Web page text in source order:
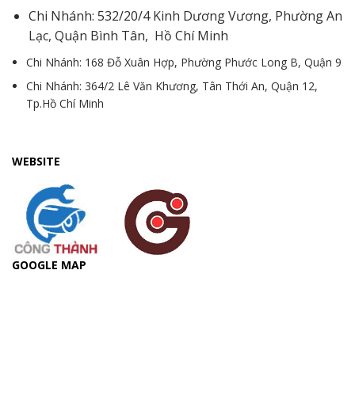
Chi Nhánh: 532/20/4 Kinh Dương Vương, Phường An
Lạc, Quận Bình Tân, Hồ Chí Minh
Chi Nhánh: 168 Đỗ Xuân Hợp, Phường Phước Long B, Quận 9
Chi Nhánh: 364/2 Lê Văn Khương, Tân Thới An, Quận 12,
Tp.Hồ Chí Minh
WEBSITE
GOOGLE MAP